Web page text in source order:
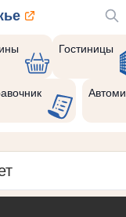
Гостиницы